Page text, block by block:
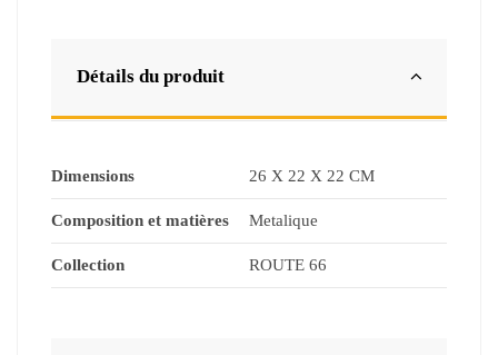
Détails du produit
Dimensions 26 X 22 X 22 CM
Composition et matières Metalique
Collection ROUTE 66